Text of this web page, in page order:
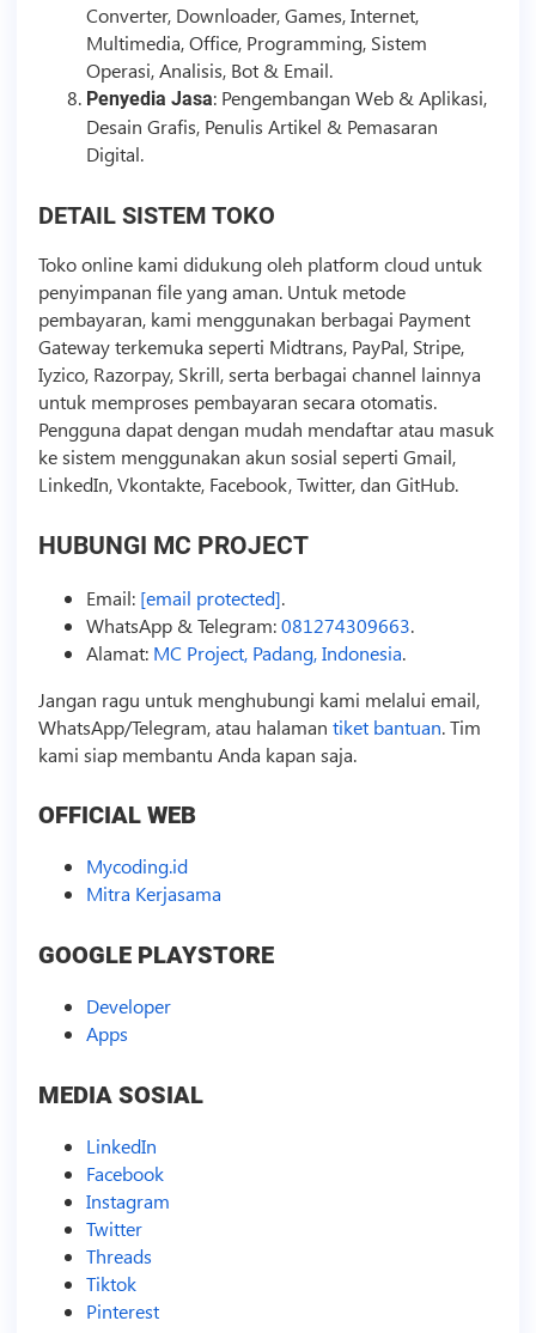
Converter, Downloader, Games, Internet,
Multimedia, Office, Programming, Sistem
Operasi, Analisis, Bot & Email.
Penyedia Jasa: Pengembangan Web & Aplikasi,
Desain Grafis, Penulis Artikel & Pemasaran
Digital.
DETAIL SISTEM TOKO
Toko online kami didukung oleh platform cloud untuk
penyimpanan file yang aman. Untuk metode
pembayaran, kami menggunakan berbagai Payment
Gateway terkemuka seperti Midtrans, PayPal, Stripe,
Iyzico, Razorpay, Skrill, serta berbagai channel lainnya
untuk memproses pembayaran secara otomatis.
Pengguna dapat dengan mudah mendaftar atau masuk
ke sistem menggunakan akun sosial seperti Gmail,
LinkedIn, Vkontakte, Facebook, Twitter, dan GitHub.
HUBUNGI MC PROJECT
Email: [email protected].
WhatsApp & Telegram:081274309663.
Alamat: MC Project, Padang, Indonesia.
Jangan ragu untuk menghubungi kami melalui email,
WhatsApp/Telegram, atau halaman tiket bantuan. Tim
kami siap membantu Anda kapan saja.
OFFICIAL WEB
Mycoding.id
Mitra Kerjasama
GOOGLE PLAYSTORE
Developer
Apps
MEDIA SOSIAL
LinkedIn
Facebook
Instagram
Twitter
Threads
Tiktok
Pinterest